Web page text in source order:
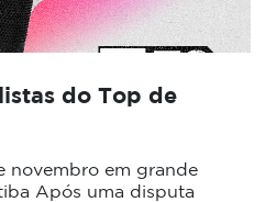
do Top de
novembro em grande
Após uma disputa